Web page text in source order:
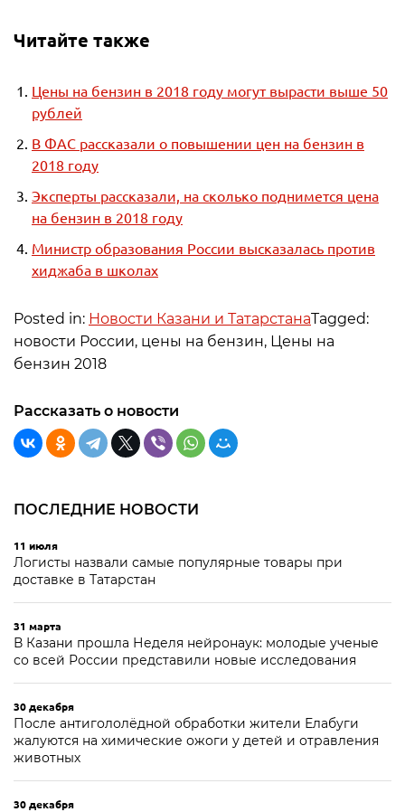
Читайте также
Цены на бензин в 2018 году могут вырасти выше 50
рублей
В ФАС рассказали о повышении цен на бензин в
2018 году
Эксперты рассказали, на сколько поднимется цена
на бензин в 2018 году
Министр образования России высказалась против
хиджаба в школах
Posted in: Новости Казани и ТатарстанаTagged:
новости России, цены на бензин, Цены на
бензин 2018
Рассказать о новости
ПОСЛЕДНИЕ НОВОСТИ
11 июля
Логисты назвали самые популярные товары при
доставке в Татарстан
31 марта
В Казани прошла Неделя нейронаук: молодые ученые
со всей России представили новые исследования
30 декабря
После антигололёдной обработки жители Елабуги
жалуются на химические ожоги у детей и отравления
животных
30 декабря